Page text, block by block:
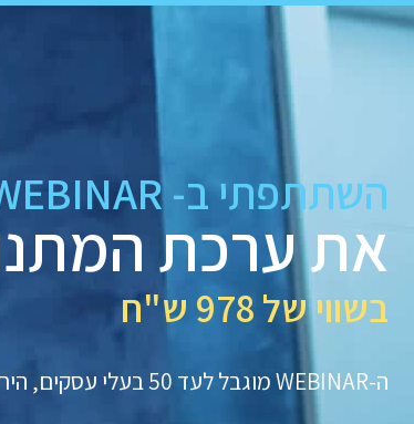
השתתפתי ב- WEBINAR ואשמח לקבל
את ערכת
בשווי של 978 ש"ח
ה-WEBINAR מוגבל לעד 50 בעלי עסקים, הירשמו היום ושמרו על מקומכם!